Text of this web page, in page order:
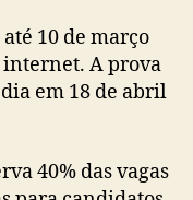
10 de março
internet. A prova
em 18 de abril
40% das vagas